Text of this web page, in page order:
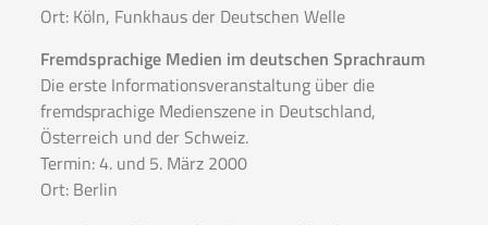
Ort: Köln, Funkhaus der Deutschen Welle
Fremdsprachige Medien im deutschen Sprachraum
Die erste Informationsveranstaltung über die
fremdsprachige Medienszene in Deutschland,
Österreich und der Schweiz.
Termin: 4. und 5. März 2000
Ort: Berlin